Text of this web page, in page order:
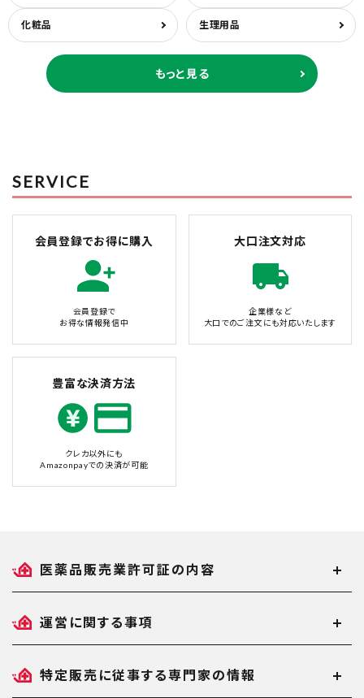
化粧品 生理用品
もっと見る
SERVICE
会員登録でお得に購入
会員登録で
お得な情報発信中
大口注文対応
企業様など
大口でのご注文にも対応いたします
豊富な決済方法
クレカ以外にも
Amazonpayでの決済が可能
医薬品販売業許可証の内容
運営に関する事項
特定販売に従事する専門家の情報